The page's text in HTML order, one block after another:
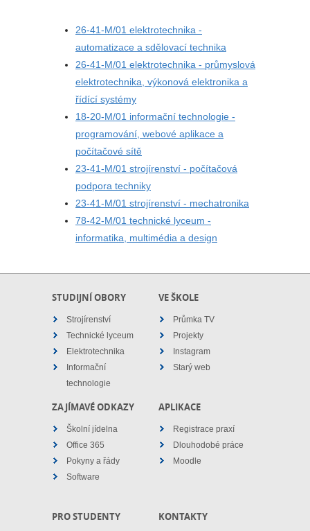
26-41-M/01 elektrotechnika -
automatizace a sdělovací technika
26-41-M/01 elektrotechnika - průmyslová
elektrotechnika, výkonová elektronika a
řídící systémy
18-20-M/01 informační technologie -
programování, webové aplikace a
počítačové sítě
23-41-M/01 strojírenství - počítačová
podpora techniky
23-41-M/01 strojírenství - mechatronika
78-42-M/01 technické lyceum -
informatika, multimédia a design
STUDIJNÍ OBORY
Strojírenství
Technické lyceum
Elektrotechnika
Informační
technologie
VE ŠKOLE
Průmka TV
Projekty
Instagram
Starý web
ZAJÍMAVÉ ODKAZY
Školní jídelna
Office 365
Pokyny a řády
Software
APLIKACE
Registrace praxí
Dlouhodobé práce
Moodle
PRO STUDENTY KONTAKTY